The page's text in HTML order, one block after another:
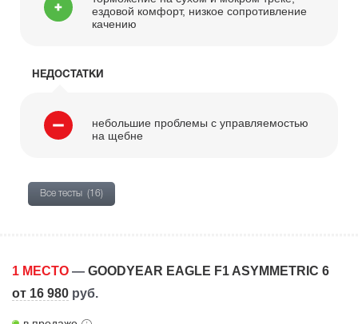
ездовой комфорт, низкое сопротивление
качению
НЕДОСТАТКИ
небольшие проблемы с управляемостью
на щебне
Все тесты (16)
1 МЕСТО — GOODYEAR EAGLE F1 ASYMMETRIC 6
от 16 980 руб.